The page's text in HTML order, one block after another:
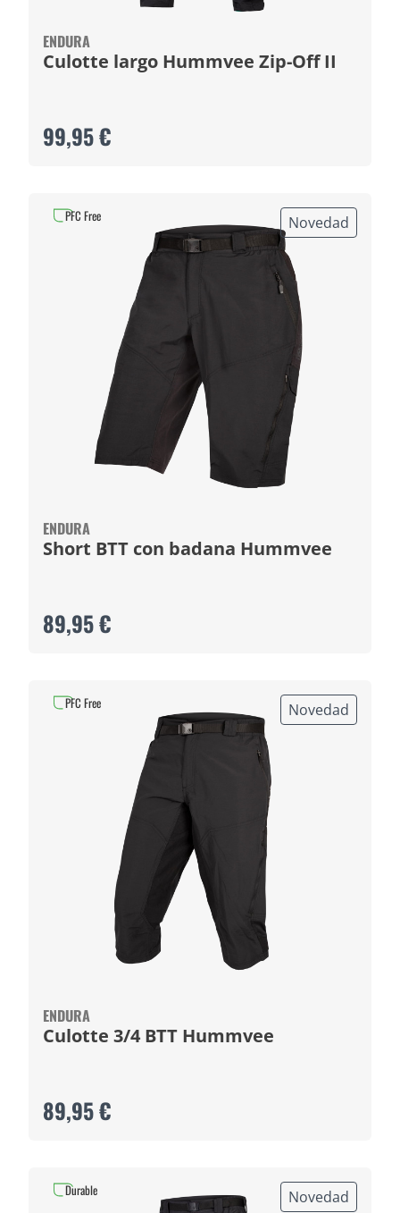
ENDURA
Culotte largo Hummvee Zip-Off II
99,95 €
Novedad
ENDURA
Short BTT con badana Hummvee
89,95 €
PFC Free
Novedad
ENDURA
Culotte 3/4 BTT Hummvee
89,95 €
PFC Free
Novedad
Durable